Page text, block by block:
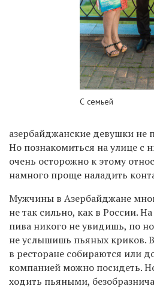
С семьей
азербайджанские девушки не
Но познакомиться на улице с
очень осторожно к этому
намного проще наладить
Мужчины в Азербайджане
не так сильно, как в России.
пива никого не увидишь, по
не услышишь пьяных криков.
в ресторане собираются или
компанией можно посидеть.
ходить пьяными,